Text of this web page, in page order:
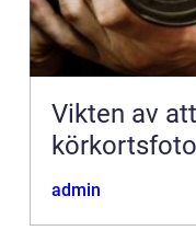
Vikten av
admin